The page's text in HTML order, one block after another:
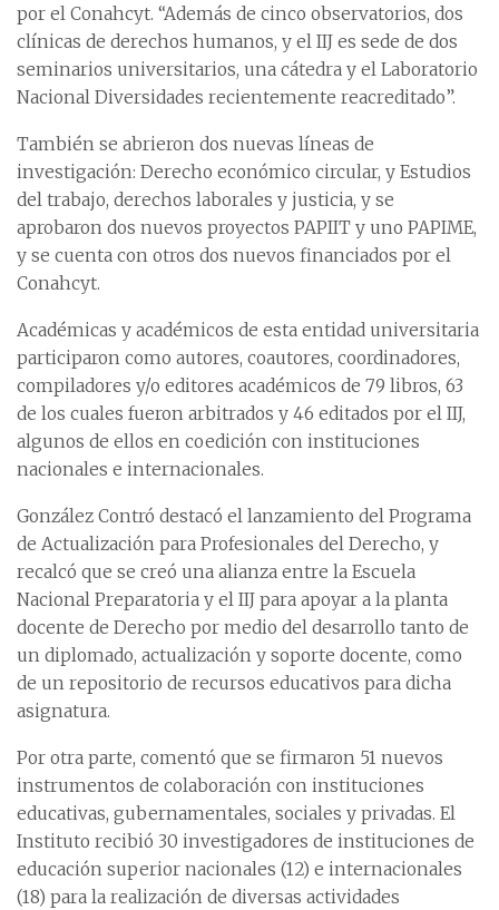
por el Conahcyt. “Además de cinco observatorios, dos
clínicas de derechos humanos, y el IIJ es sede de dos
seminarios universitarios, una cátedra y el Laboratorio
Nacional Diversidades recientemente reacreditado”.
También se abrieron dos nuevas líneas de
investigación: Derecho económico circular, y Estudios
del trabajo, derechos laborales y justicia, y se
aprobaron dos nuevos proyectos PAPIIT y uno PAPIME,
y se cuenta con otros dos nuevos financiados por el
Conahcyt.
Académicas y académicos de esta entidad universitaria
participaron como autores, coautores, coordinadores,
compiladores y/o editores académicos de 79 libros, 63
de los cuales fueron arbitrados y 46 editados por el IIJ,
algunos de ellos en coedición con instituciones
nacionales e internacionales.
González Contró destacó el lanzamiento del Programa
de Actualización para Profesionales del Derecho, y
recalcó que se creó una alianza entre la Escuela
Nacional Preparatoria y el IIJ para apoyar a la planta
docente de Derecho por medio del desarrollo tanto de
un diplomado, actualización y soporte docente, como
de un repositorio de recursos educativos para dicha
asignatura.
Por otra parte, comentó que se firmaron 51 nuevos
instrumentos de colaboración con instituciones
educativas, gubernamentales, sociales y privadas. El
Instituto recibió 30 investigadores de instituciones de
educación superior nacionales (12) e internacionales
(18) para la realización de diversas actividades